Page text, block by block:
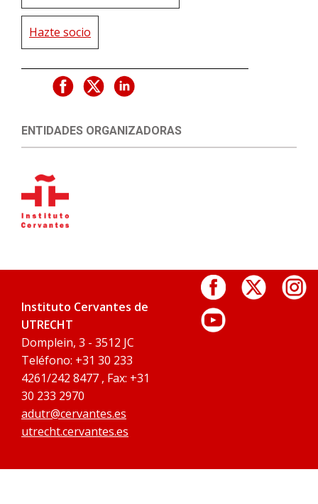
Hazte socio
ENTIDADES ORGANIZADORAS
Instituto Cervantes de
UTRECHT
Domplein, 3 - 3512 JC
Teléfono: +31 30 233
4261/242 8477 , Fax: +31
30 233 2970
adutr@cervantes.es
utrecht.cervantes.es